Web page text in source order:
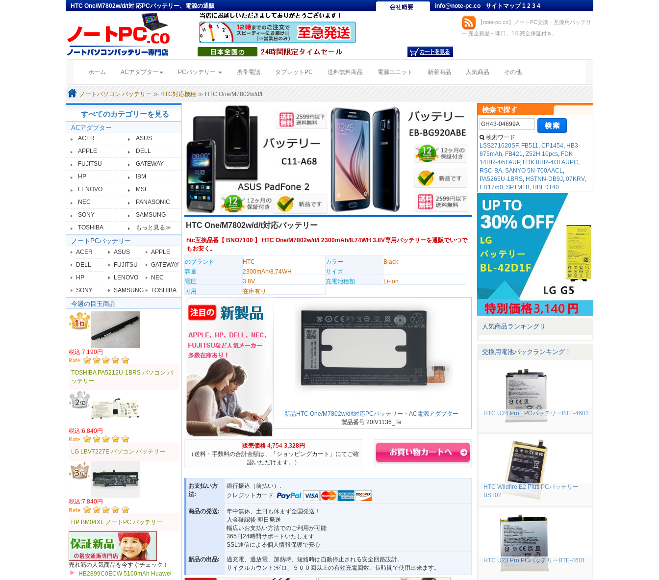
HTC One/M7802w/d/t対 応PCバッテリー、電源の通販 info@note-pc.co サイトマップ1234
【note-pc.co】ノートPC交換・互換用バッテリ
ー 完全新品～即日、1年完全保証付き。
ホーム (current)ACアダプター PCバッテリー 携帯電話 タブレットPC 送料無料商品 電源ユニット 新着商品 人気商品 その他
ノートパソコン バッテリー ≫ HTC対応機種 ≫ HTC One/M7802w/d/t
すべてのカテゴリーを見る
ACアダプター
ACER
ASUS
APPLE
DELL
FUJITSU
GATEWAY
HP
IBM
LENOVO
MSI
NEC
PANASONIC
SONY
SAMSUNG
TOSHIBA
もっと見る≫
ノートPCバッテリー
ACER ASUS
APPLE
DELL
FUJITSU
GATEWAY
HP
LENOVO
NEC
SONY
SAMSUNG TOSHIBA
今週の目玉商品
税込:7,190円
TOSHIBA PA5212U-1BRS パソコン バ
ッテリー
税込:6,840円
LG LBV7227E パソコン バッテリー
税込:7,840円
HP BM04XL ノートPC バッテリー
売れ筋の人気商品を今すぐチェック！
HB2899C0ECW 5100mAh Huawei
HTC One/M7802w/d/t対応バッテリー
htc互換品番【 BNO7100】 HTC One/M7802w/d/t 2300mAh/8.74WH 3.8V専用バッテリーを通販でいつで
もお安く。
のブランド
HTC カラー
Black
容量
2300mAh/8.74WH
サイズ
電圧
3.8V 充電池種類
Li-ion
可用
在庫有り
新品HTC One/M7802w/d/t対応PCバッテリー・AC電源アダプター
製品番号 20IV1136_Te
販売価格 4,754 3,328円
（送料・手数料の合計金額は、「ショッピングカート」にてご確
認いただけます。）
お支払い方
法:
銀行振込（前払い）.
クレジットカード:
商品の発送:
年中無休、土日も休まず全国発送！
入金確認後 即日発送
幅広いお支払い方法でのご利用が可能
365日24時間サポートいたします
SSL通信による個人情報保護で安心
新品の出品:
過充電、過放電、加熱時、短絡時は自動停止される安全回路設計。
サイクルカウント:ゼロ、５００回以上の有効充電回数、長時間で使用出来ます。
検索ワード
LSS271620SF, FB511,CP1454, HB3-
875mAh, FB421,Z52H 10pcs, FDK
14HR-4/5FAUP, FDK 8HR-4/3FAUPC,
RSC-BA,SANYO 5N-700AACL,
PA5265U-1BRS, HSTNN-DB9J,07KRV,
ER17/50,SPTM1B, HBLDT40
人気商品ランキングリ
交換用電池パックランキング！
HTC U24 Pro+ PCバッテリーBTE-4602
HTC Wildfire E2 Plus PCバッテリー
BST02
HTC U23 Pro PCバッテリーBTE-4601